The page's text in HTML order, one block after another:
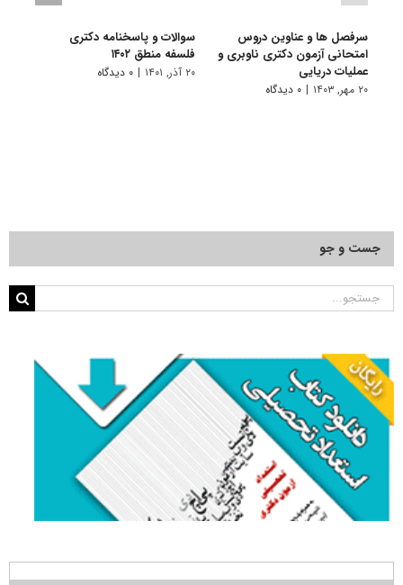
سرفصل ها و عناوین دروس
امتحانی آزمون دکتری ناوبری و
عملیات دریایی
۲۰ مهر, ۱۴۰۳ | ۰ دیدگاه
سوالات و پاسخنامه دکتری
فلسفه منطق ۱۴۰۲
۲۰ آذر, ۱۴۰۱ | ۰ دیدگاه
جست و جو
جستجو